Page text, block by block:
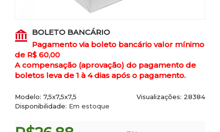
BOLETO BANCÁRIO
Pagamento via boleto bancário valor mínimo
de R$ 60,00
A compensação (aprovação) do pagamento de
boletos leva de 1 à 4 dias após o pagamento.
Visualizações: 28384
Modelo: 7,5x7,5x7,5
Disponibilidade: Em estoque